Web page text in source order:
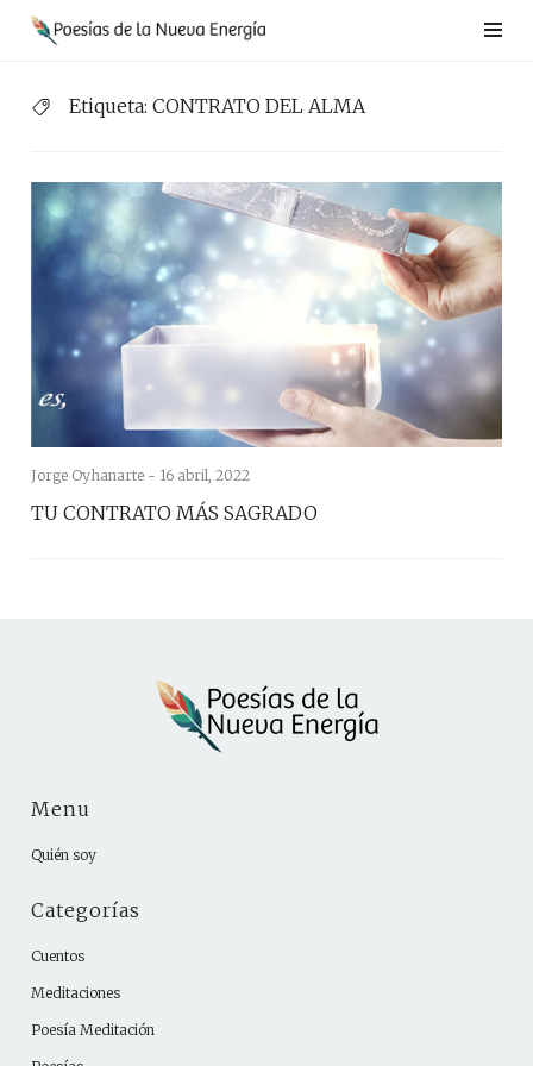
Saltar
Etiqueta: CONTRATO DEL ALMA
Jorge Oyhanarte - 16 abril, 2022
TU CONTRATO MÁS SAGRADO
Menu
Quién soy
Categorías
Cuentos
Meditaciones
Poesía Meditación